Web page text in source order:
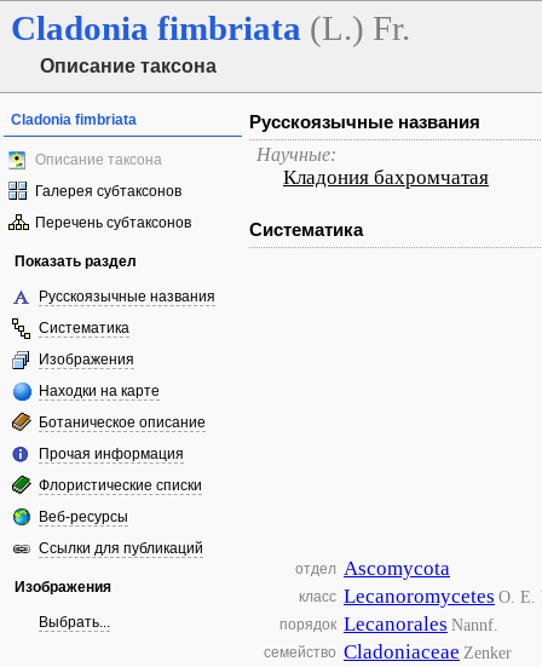
Cladonia fimbriata (L.) Fr.
Описание таксона
Cladonia fimbriata
Описание таксона
Галерея субтаксонов
Перечень субтаксонов
Показать раздел
Русскоязычные названия
Систематика
Изображения
Находки на карте
Ботаническое описание
Прочая информация
Флористические списки
Веб-ресурсы
Ссылки для публикаций
Изображения
Выбрать...
Русскоязычные названия
Научные:
Кладония бахромчатая
Систематика
отдел Ascomycota
класс Lecanoromycetes O. E.
порядок Lecanorales Nannf.
семейство Cladoniaceae Zenker